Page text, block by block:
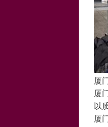
厦
厦
以
厦